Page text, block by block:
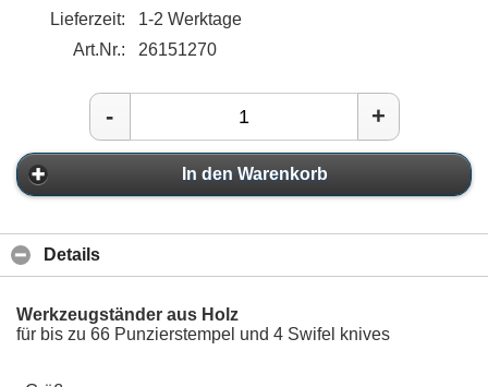
Lieferzeit:
1-2 Werktage
Art.Nr.:
26151270
- +
In den Warenkorb
Details
Werkzeugständer aus Holz
für bis zu 66 Punzierstempel und 4 Swifel knives